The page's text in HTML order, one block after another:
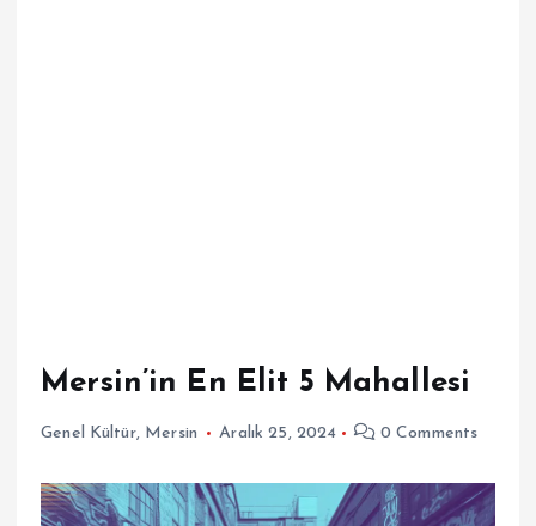
Mersin’in En Elit 5 Mahallesi
Genel Kültür, Mersin Aralık 25, 2024 0 Comments